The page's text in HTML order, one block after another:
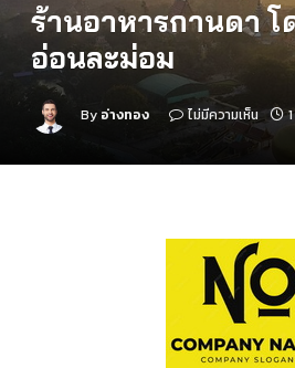
ร้านอาหารกานดา
อ่อนละม่อม
By อ่างทอง ไม่มีความเห็น